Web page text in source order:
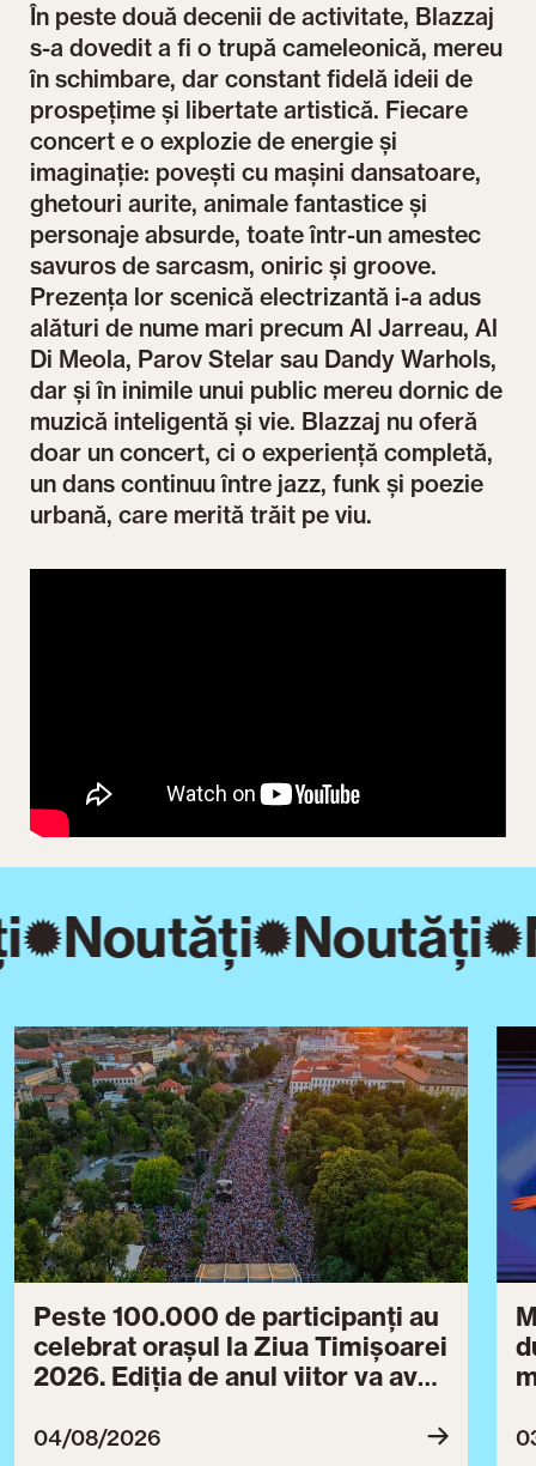
În peste două decenii de activitate, Blazzaj
s-a dovedit a fi o trupă cameleonică, mereu
în schimbare, dar constant fidelă ideii de
prospețime și libertate artistică. Fiecare
concert e o explozie de energie și
imaginație: povești cu mașini dansatoare,
ghetouri aurite, animale fantastice și
personaje absurde, toate într-un amestec
savuros de sarcasm, oniric și groove.
Prezența lor scenică electrizantă i-a adus
alături de nume mari precum Al Jarreau, Al
Di Meola, Parov Stelar sau Dandy Warhols,
dar și în inimile unui public mereu dornic de
muzică inteligentă și vie. Blazzaj nu oferă
doar un concert, ci o experiență completă,
un dans continuu între jazz, funk și poezie
urbană, care merită trăit pe viu.
Noutăți Noutăți
Peste 100.000 de participanți au
celebrat orașul la Ziua Timișoarei
2026. Ediția de anul viitor va avea
04/08/2026